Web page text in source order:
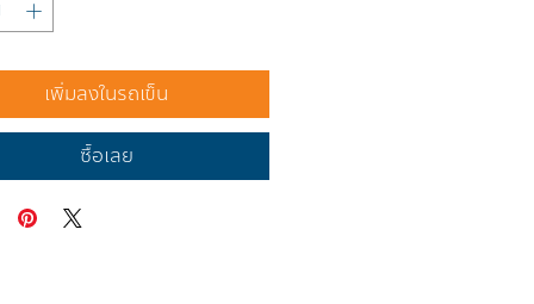
เพิ่มลงในรถเข็น
ซื้อเลย